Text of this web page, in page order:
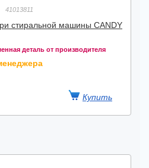
41013811
стиральной машины CANDY
деталь от производителя